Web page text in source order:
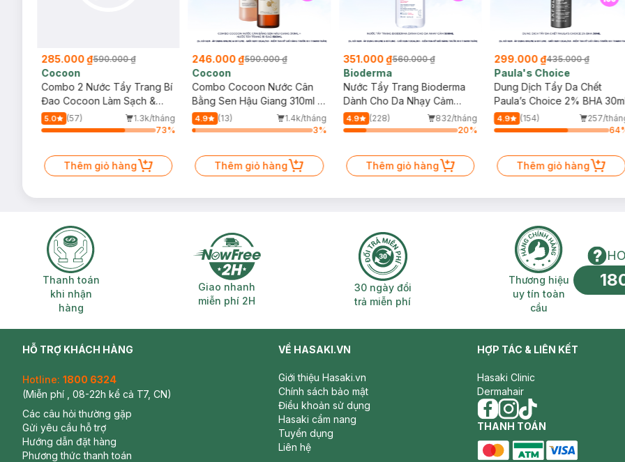
246.000 ₫590.000 ₫
Cocoon
Combo Cocoon Nước Cân
Bằng Sen Hậu Giang 310ml +
Nước Tẩy Trang Bí Đao
500ml
4.9 (13)
1.4k/tháng
3%
Thêm giỏ hàng
351.000 ₫560.000 ₫
Bioderma
Nước Tẩy Trang Bioderma
Dành Cho Da Nhạy Cảm
500ml
4.9 (228)
832/tháng
20%
Thêm giỏ hàng
299.000 ₫435.000 ₫
Paula's Choice
Dung Dịch Tẩy Da Chết
Paula’s Choice 2% BHA 30ml
4.9 (154)
257/tháng
64%
Thêm giỏ hàng
138.000 ₫290.000 ₫
Cocoon
Combo Tẩy Da Chết Cho
Mặt & Toàn Thân Từ Cà
Đắk Lắk (150ml+200ml)
5.0 (53)
473/
Thêm giỏ hàng
Thanh toán khi nhận hàng
Thanh toán
khi nhận
hàng
Giao nhanh miễn phí 2H
Giao nhanh
miễn phí 2H
30 ngày đổi trả miễn phí
30 ngày đổi
trả miễn phí
Thương hiệu
Thương hiệu
uy tín toàn
cầu
HỖ TRỢ KHÁCH HÀNG
Hotline: 1800 6324
(Miễn phí , 08-22h kể cả T7, CN)
Các câu hỏi thường gặp
Gửi yêu cầu hỗ trợ
Hướng dẫn đặt hàng
Phương thức thanh toán
VỀ HASAKI.VN
Giới thiệu Hasaki.vn
Chính sách bảo mật
Điều khoản sử dụng
Hasaki cẩm nang
Tuyển dụng
Liên hệ
HỢP TÁC & LIÊN KẾT
Hasaki Clinic
Dermahair
facebook
instagram
tiktok
THANH TOÁN